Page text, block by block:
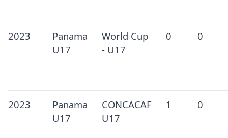
2023
Panama
U17
World Cup
- U17
0 0
2023
Panama
U17
CONCACAF
U17
1 0